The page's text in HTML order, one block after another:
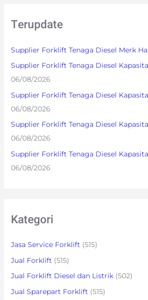
c
f
o
r
:
Terupdate
Supplier Forklift Tenaga Diesel Merk
Supplier Forklift Tenaga Diesel
06/08/2026
Supplier Forklift Tenaga Diesel
06/08/2026
Supplier Forklift Tenaga Diesel
06/08/2026
Supplier Forklift Tenaga Diesel
06/08/2026
Kategori
Jasa Service Forklift (515)
Jual Forklift (515)
Jual Forklift Diesel dan Listrik(502)
Jual Sparepart Forklift (515)